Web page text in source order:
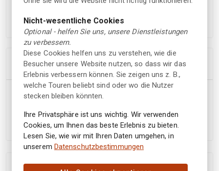
- Extra warme Kleidung, falls erforderlich
Stornierungspolitik
Sie haben Anspruch auf eine vollständige
Buchung mindestens 7 tage vor der geplanten Startzeit
stornieren.
Pick up Point
Nicht-wesentliche Cookies
Optional - helfen Sie uns, unsere Dienstleistungen
zu verbessern.
Diese Cookies helfen uns zu verstehen, wie die
Besucher unsere Website nutzen, so dass wir das
Erlebnis verbessern können. Sie zeigen uns z. B.,
welche Touren beliebt sind oder wo die Nutzer
stecken bleiben könnten.
Ihre Privatsphäre ist uns wichtig. Wir verwenden
Cookies, um Ihnen das beste Erlebnis zu bieten.
Lesen Sie, wie wir mit Ihren Daten umgehen, in
unserem Datenschutzbestimmungen